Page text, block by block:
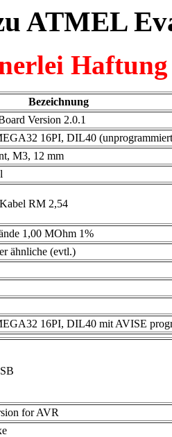
ATMEL
Bezeichnung
Version 2.0.1
16PI, DIL40
M3, 12 mm
RM 2,54
1,00 MOhm 1%
ähnliche (evtl.)
16PI, DIL40 mit AVISE
for AVR